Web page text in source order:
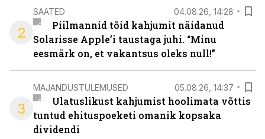
2
SAATED 04.08.26, 14:28
Piilmannid tõid kahjumit näidanud
Solarisse Apple’i taustaga juhi. “Minu
eesmärk on, et vakantsus oleks null!”
3
MAJANDUSTULEMUSED 05.08.26, 14:37
Ulatuslikust kahjumist hoolimata võttis
tuntud ehituspoeketi omanik kopsaka
dividendi